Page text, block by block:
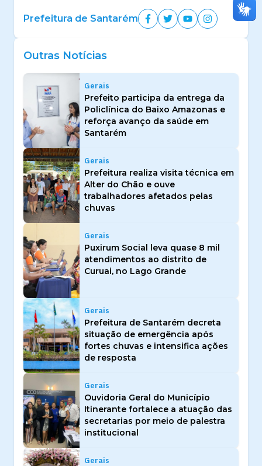
Prefeitura de Santarém
Outras Notícias
Gerais
Prefeito participa da entrega da
Policlínica do Baixo Amazonas e
reforça avanço da saúde em
Santarém
Gerais
Prefeitura realiza visita técnica em
Alter do Chão e ouve
trabalhadores afetados pelas
chuvas
Gerais
Puxirum Social leva quase 8 mil
atendimentos ao distrito de
Curuai, no Lago Grande
Gerais
Prefeitura de Santarém decreta
situação de emergência após
fortes chuvas e intensifica ações
de resposta
Gerais
Ouvidoria Geral do Município
Itinerante fortalece a atuação das
secretarias por meio de palestra
institucional
Gerais